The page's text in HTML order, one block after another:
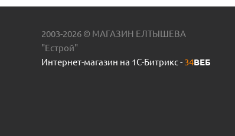
2003-2026 © МАГАЗИН ЕЛТЫШЕВА
"Естрой"
Интернет-магазин на 1С-Битрикс - 34ВЕБ